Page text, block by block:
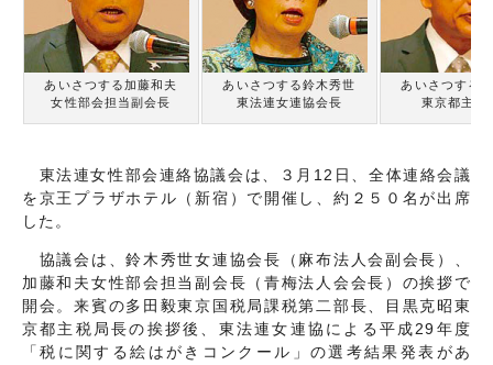
交通・アクセス 個人情報について
サイトマップ
あいさつする加藤和夫
女性部会担当副会長
あいさつする鈴木秀世
東法連女連協会長
あいさつする
東京都主税
東法連女性部会連絡協議会は、３月 12 日、全体連絡会議
を京王プラザホテル（新宿）で開催し、約２５０名が出席
した。
協議会は、鈴木秀世女連協会長（麻布法人会副会長）、
加藤和夫女性部会担当副会長（青梅法人会会長）の挨拶で
開会。来賓の多田毅東京国税局課税第二部長、目黒克昭東
京都主税局長の挨拶後、東法連女連協による平成29年度
「税に関する絵はがきコンクール」の選考結果発表があ